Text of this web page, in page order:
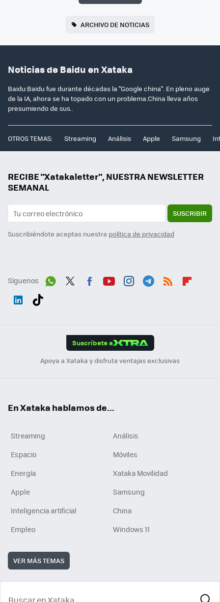
ARCHIVO DE NOTICIAS
Noticias de Baidu en Xataka
Baidu:Baidu fue durante décadas la "Google china". En pleno auge
de la IA, ahora se ha topado con un problema.China lleva años
presumiendo de sus..
OTROS TEMAS: Streaming Análisis Apple Samsung
RECIBE "Xatakaletter", NUESTRA NEWSLETTER
SEMANAL
SUSCRIBIR
Suscribiéndote aceptas nuestra política de privacidad
Síguenos
Suscríbete a
Apoya a Xataka y disfruta ventajas exclusivas
En Xataka hablamos de...
Streaming
Análisis
Espacio
Móviles
Energía
Xataka Movilidad
Apple
Samsung
Inteligencia artificial
China
Empleo
Windows 11
VER MÁS TEMAS